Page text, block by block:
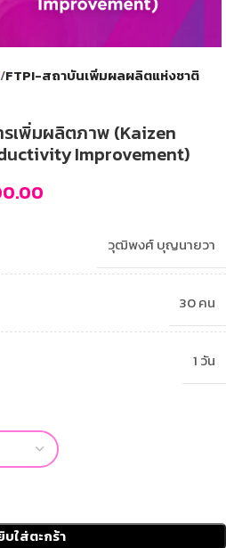
FTPI-สถาบันเพิ่มผลผลิตแห่งชาติ
รเพิ่มผลิตภาพ (Kaizen
Improvement)
วุฒิพงศ์ บุญนายวา
30 คน
1 วัน
บใส่ตะกร้า